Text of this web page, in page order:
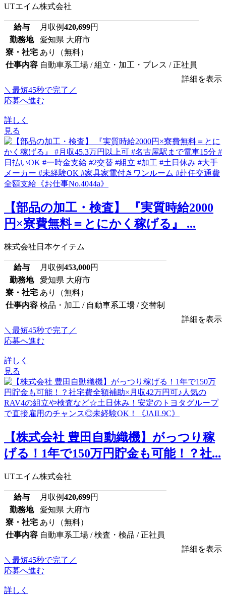
UTエイム株式会社
給与 月収例420,699円
勤務地
愛知県 大府市
寮・社宅 あり（無料）
仕事内容 自動車系工場 / 組立・加工・プレス / 正社員
詳細を表示
＼最短45秒で完了／
応募へ進む
詳しく
見る
【部品の加工・検査】 『実質時給2000
円×寮費無料＝とにかく稼げる』 ...
株式会社日本ケイテム
給与 月収例453,000円
勤務地
愛知県 大府市
寮・社宅 あり（無料）
仕事内容 検品・加工 / 自動車系工場 / 交替制
詳細を表示
＼最短45秒で完了／
応募へ進む
詳しく
見る
【株式会社 豊田自動織機】がっつり稼
げる！1年で150万円貯金も可能！？社...
UTエイム株式会社
給与 月収例420,699円
勤務地
愛知県 大府市
寮・社宅 あり（無料）
仕事内容 自動車系工場 / 検査・検品 / 正社員
詳細を表示
＼最短45秒で完了／
応募へ進む
詳しく